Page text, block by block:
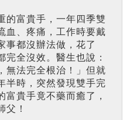
富貴手，一年四季雙
血、疼痛，工作時要戴
事都沒辦法做，花了
全沒效。醫生也說：
無法完全根治！」但就
半時，突然發現雙手完
貴手竟不藥而癒了，
！